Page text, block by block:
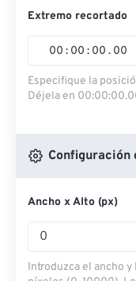
Extremo recortado
00 : 00 : 00 . 00
Especifique la
Déjela en
Configuración
Ancho x Alto (px)
Introduzca el ancho